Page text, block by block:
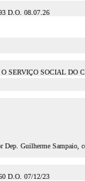
D.O. 08.07.26
SERVIÇO SOCIAL DO
Guilherme Sampaio,
D.O. 07/12/23